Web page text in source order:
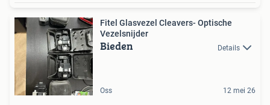
Fitel Glasvezel Cleavers- Optische
Vezelsnijder
Bieden Details
Oss 12 mei 26